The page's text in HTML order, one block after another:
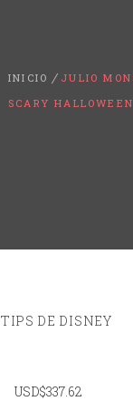
INICIO
JULIO
SCARY
TIPS DE DISNEY
USD$337.62